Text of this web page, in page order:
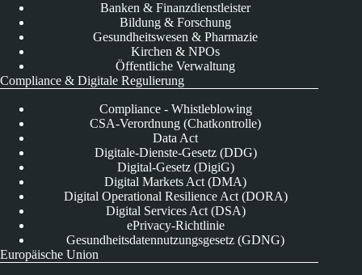
Banken & Finanzdienstleister
Bildung & Forschung
Gesundheitswesen & Pharmazie
Kirchen & NPOs
Öffentliche Verwaltung
Compliance & Digitale Regulierung
Compliance - Whistleblowing
CSA-Verordnung (Chatkontrolle)
Data Act
Digitale-Dienste-Gesetz (DDG)
Digital-Gesetz (DigiG)
Digital Markets Act (DMA)
Digital Operational Resilience Act (DORA)
Digital Services Act (DSA)
ePrivacy-Richtlinie
Gesundheitsdatennutzungsgesetz (GDNG)
Europäische Union